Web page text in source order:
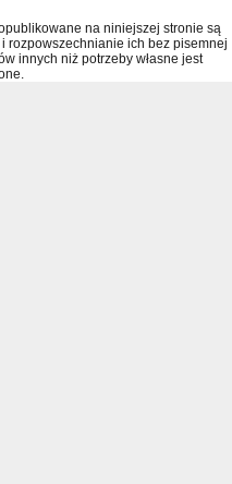
na niniejszej stronie są
rozpowszechnianie ich bez pisemnej
innych niż potrzeby własne jest